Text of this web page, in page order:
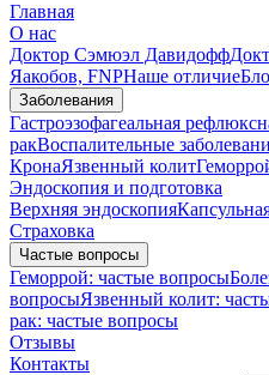
Главная
О нас
Доктор Сэмюэл Давидофф
Яакобов, FNPНаше отличие
Заболевания
Гастроэзофагеальная
ракВоспалительные
КронаЯзвенный колит
Эндоскопия и подготовка
Верхняя эндоскопия
Страховка
Частые вопросы
Геморрой: частые вопросы
вопросыЯзвенный колит:
рак: частые вопросы
Отзывы
Контакты